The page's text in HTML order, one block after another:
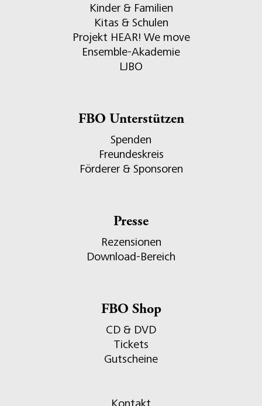
Kinder & Familien
Kitas & Schulen
Projekt HEAR! We move
Ensemble-Akademie
LJBO
FBO Unterstützen
Spenden
Freundeskreis
Förderer & Sponsoren
Presse
Rezensionen
Download-Bereich
FBO Shop
CD & DVD
Tickets
Gutscheine
Kontakt